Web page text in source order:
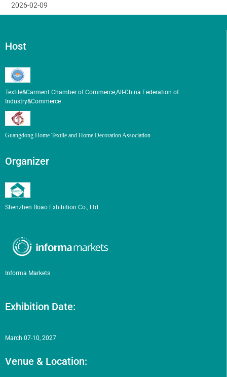
2026-02-09
Host
Textile&Carment Chamber of Commerce,All-China Federation of
Industry&Commerce
Guangdong Home Textile and Home Decoration Association
Organizer
Shenzhen Boao Exhibition Co., Ltd.
Informa Markets
Exhibition Date:
March 07-10, 2027
Venue & Location: